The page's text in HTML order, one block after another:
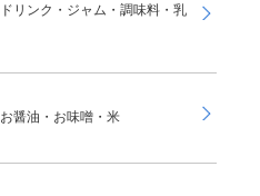
ドリンク・ジャム・調味料・乳
お醤油・お味噌・米